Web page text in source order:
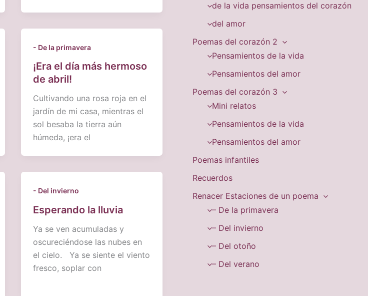
- De la primavera
¡Era el día más hermoso
de abril!
Cultivando una rosa roja en el
jardín de mi casa, mientras el
sol besaba la tierra aún
húmeda, ¡era el
- Del invierno
Esperando la lluvia
Ya se ven acumuladas y
oscureciéndose las nubes en
el cielo. Ya se siente el viento
fresco, soplar con
de la vida pensamientos del corazón
del amor
Poemas del corazón 2
Pensamientos de la vida
Pensamientos del amor
Poemas del corazón 3
Mini relatos
Pensamientos de la vida
Pensamientos del amor
Poemas infantiles
Recuerdos
Renacer Estaciones de un poema
– De la primavera
– Del invierno
– Del otoño
– Del verano